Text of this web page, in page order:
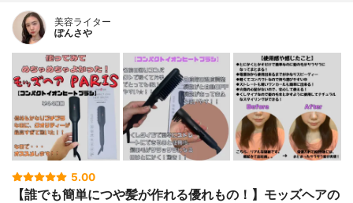
美容ライター
ぽんさや
5.00
【誰でも簡単につや髪が作れる優れもの！】モッズヘアの